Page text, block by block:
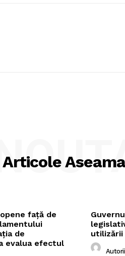
Articole
față de
de
evalua efectul
utilizării